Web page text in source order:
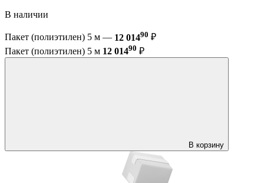
В наличии
Пакет (полиэтилен) 5 м — 12 01490 ₽
Пакет (полиэтилен) 5 м 12 01490 ₽
В корзину